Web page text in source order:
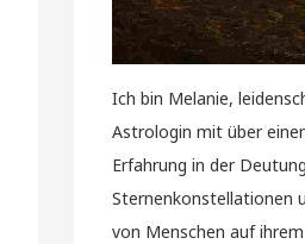
Ich bin Melanie,
Astrologin mit über
Erfahrung in der
Sternenkonstellationen
von Menschen auf